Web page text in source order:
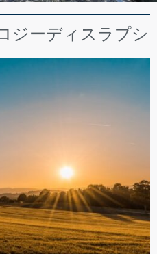
ジーディスラプシ